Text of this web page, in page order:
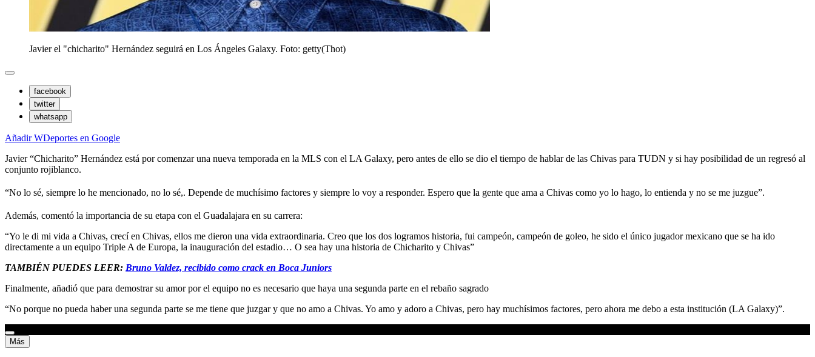
Javier el "chicharito" Hernández seguirá en Los Ángeles Galaxy. Foto: getty(Thot)
facebook
twitter
whatsapp
Añadir WDeportes en Google
Javier “Chicharito” Hernández está por comenzar una nueva temporada en la MLS con el LA Galaxy, pero antes de ello se dio el tiempo de hablar de las Chivas para TUDN y si hay posibilidad de un regresó al
conjunto rojiblanco.
“No lo sé, siempre lo he mencionado, no lo sé,. Depende de muchísimo factores y siempre lo voy a responder. Espero que la gente que ama a Chivas como yo lo hago, lo entienda y no se me juzgue”.
Además, comentó la importancia de su etapa con el Guadalajara en su carrera:
“Yo le di mi vida a Chivas, crecí en Chivas, ellos me dieron una vida extraordinaria. Creo que los dos logramos historia, fui campeón, campeón de goleo, he sido el único jugador mexicano que se ha ido
directamente a un equipo Triple A de Europa, la inauguración del estadio… O sea hay una historia de Chicharito y Chivas”
TAMBIÉN PUEDES LEER: Bruno Valdez, recibido como crack en Boca Juniors
Finalmente, añadió que para demostrar su amor por el equipo no es necesario que haya una segunda parte en el rebaño sagrado
“No porque no pueda haber una segunda parte se me tiene que juzgar y que no amo a Chivas. Yo amo y adoro a Chivas, pero hay muchísimos factores, pero ahora me debo a esta institución (LA Galaxy)”.
Más